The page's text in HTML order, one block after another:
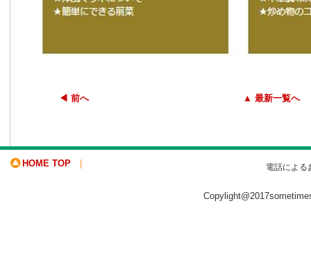
◀ 前へ ▲ 最新一覧へ
HOME TOP 電話によ